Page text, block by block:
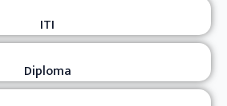
ITI
Diploma